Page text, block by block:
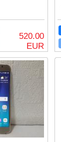
520.00
EUR